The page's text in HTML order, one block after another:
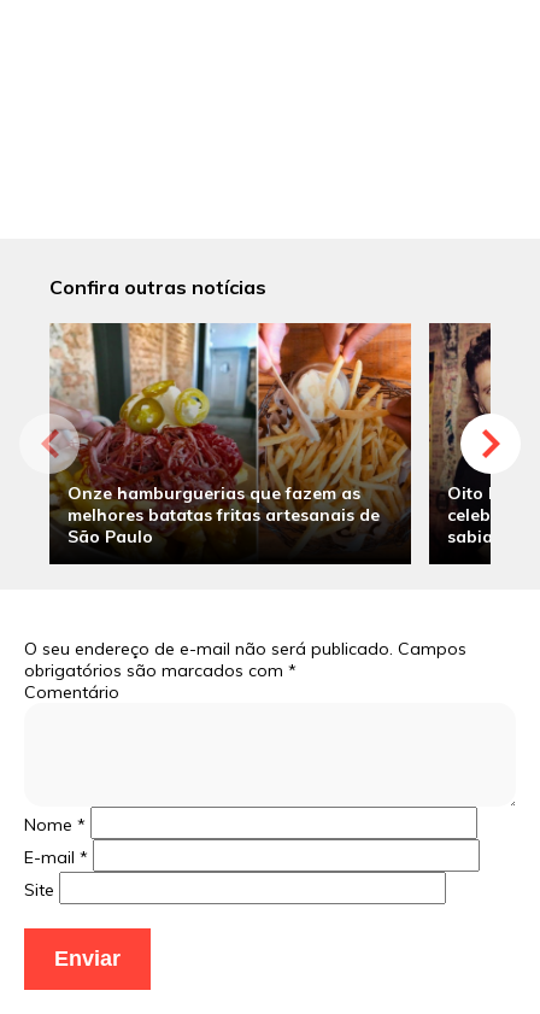
Confira outras notícias
Onze hamburguerias que fazem as
melhores batatas fritas artesanais de
São Paulo
Oito
sabia
O seu endereço de e-mail não será publicado. Campos
obrigatórios são marcados com *
Comentário
Nome *
E-mail *
Site